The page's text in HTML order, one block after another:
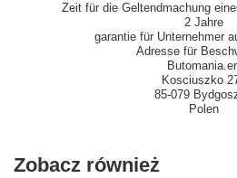
Zeit für die Geltendmachung
2 Jahre
garantie für Unternehmer
Adresse für
Kosciuszko
85-079
Polen
Zobacz również